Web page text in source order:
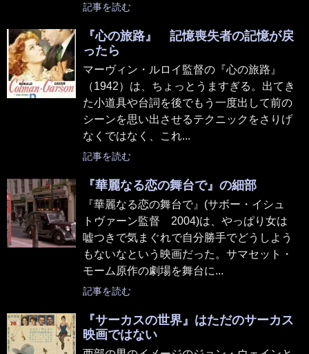
記事を読む
『心の旅路』 記憶喪失者の記憶が戻
ったら
マーヴィン・ルロイ監督の『心の旅路』
（1942）は、ちょっとうますぎる。出てき
た小道具や台詞を後でもう一度出して前の
シーンを思い出させるテクニックをさりげ
なくではなく、これ...
記事を読む
『華麗なる恋の舞台で』の細部
『華麗なる恋の舞台で』(サボー・イシュ
トヴァーン監督 2004)は、やっぱり女は
嘘つきで気まぐれで自分勝手でどうしよう
もないなという映画だった。サマセット・
モーム原作の劇場を舞台に...
記事を読む
『サーカスの世界』はただのサーカス
映画ではない